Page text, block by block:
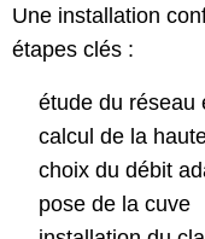
Une installation
étapes clés :
étude du réseau
calcul de la
choix du débit
pose de la cuve